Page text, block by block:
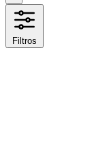
Filtros